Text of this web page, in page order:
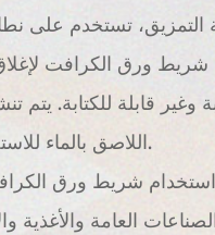
التمزيق، تستخدم على
شريط ورق الكرافت
وغير قابلة للكتابة.
اللاصق بالماء للاستخدام الخاص.
العامة والأغذية